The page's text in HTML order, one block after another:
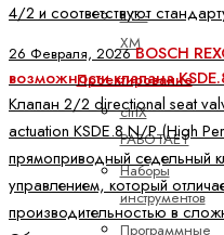
ILC -
XM
Проектирование
ctrlX
РАБОТАЕТ
Наборы
инструментов
Программные
4/2 и соответствуют
26 Февраля, 2026BOSCH
возможности клапана
Клапан 2/2 directional seat
actuation KSDE.8 N/P (High
прямоприводный седельный
управлением, который
производительностью в